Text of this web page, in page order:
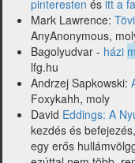
pinteresten és itt a
Mark Lawrence:
AnyAnonymous,
Bagolyudvar - házi
lfg.hu
Andrzej Sapkowski:
Foxykahh, moly
David Eddings: A
kezdés és
egy erős